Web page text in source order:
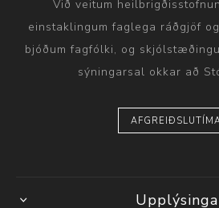
Við veitum
einstaklingum faglega ráðgjöf
bjóðum fagfólki, og
sýningarsal okkar að